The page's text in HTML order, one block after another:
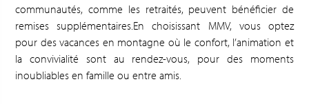
communautés, comme les retraités, peuvent bénéficier de
remises supplémentaires.En choisissant MMV, vous optez
pour des vacances en montagne où le confort, l’animation et
la convivialité sont au rendez-vous, pour des moments
inoubliables en famille ou entre amis.